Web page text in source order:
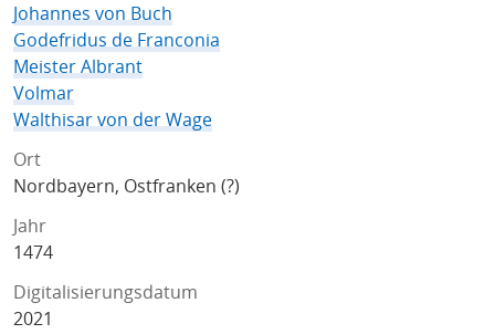
Johannes von Buch
Godefridus de Franconia
Meister Albrant
Volmar
Walthisar von der Wage
Ort
Nordbayern, Ostfranken (?)
Jahr
1474
Digitalisierungsdatum
2021